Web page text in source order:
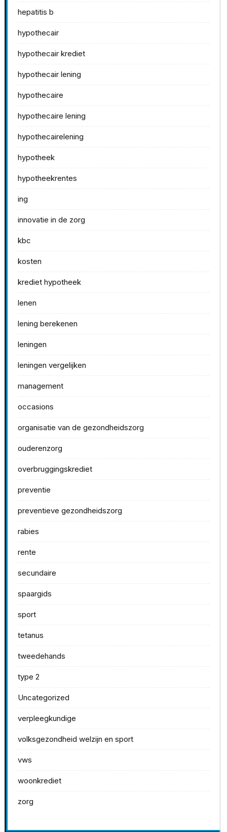
hepatitis b
hypothecair
hypothecair krediet
hypothecair lening
hypothecaire
hypothecaire lening
hypothecairelening
hypotheek
hypotheekrentes
ing
innovatie in de zorg
kbc
kosten
krediet hypotheek
lenen
lening berekenen
leningen
leningen vergelijken
management
occasions
organisatie van de gezondheidszorg
ouderenzorg
overbruggingskrediet
preventie
preventieve gezondheidszorg
rabies
rente
secundaire
spaargids
sport
tetanus
tweedehands
type 2
Uncategorized
verpleegkundige
volksgezondheid welzijn en sport
vws
woonkrediet
zorg